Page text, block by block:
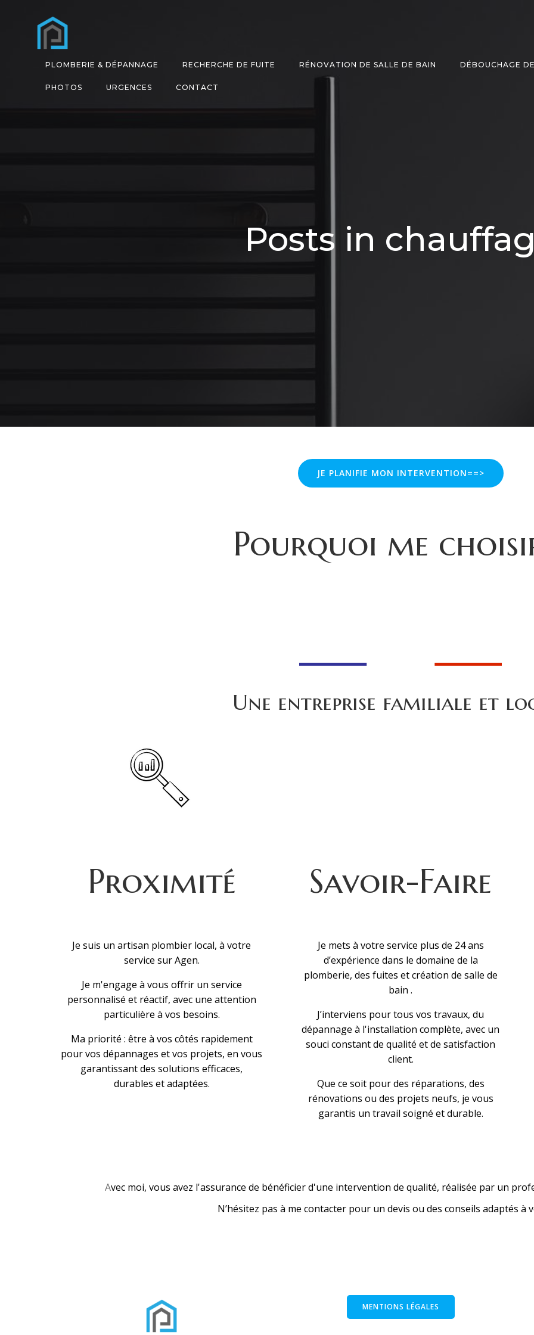
PLOMBERIE & DÉPANNAGE RECHERCHE DE FUITE RÉNOVATION DE SALLE DE BAIN DÉBOUCHAGE
PHOTOS URGENCES CONTACT
Posts in
JE PLANIFIE MON INTERVENTION==>
Pourquoi me
Une entreprise familiale et
Proximité Savoir-Faire
Je suis un artisan plombier local, à votre
service sur Agen.
Je m'engage à vous offrir un service
personnalisé et réactif, avec une attention
particulière à vos besoins.
Ma priorité : être à vos côtés rapidement
pour vos dépannages et vos projets, en vous
garantissant des solutions efficaces,
durables et adaptées.
Je mets à votre service plus de 24 ans
d’expérience dans le domaine de la
plomberie, des fuites et création de salle de
bain .
J’interviens pour tous vos travaux, du
dépannage à l'installation complète, avec un
souci constant de qualité et de satisfaction
client.
Que ce soit pour des réparations, des
rénovations ou des projets neufs, je vous
garantis un travail soigné et durable.
Avec moi, vous avez l'assurance de bénéficier d'une intervention de qualité, réalisée par un
N’hésitez pas à me contacter pour un devis ou des conseils adaptés à
MENTIONS LÉGALES